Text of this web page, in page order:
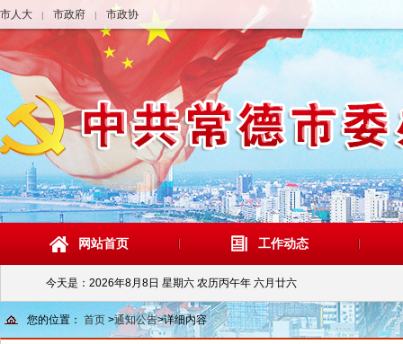
市人大 | 市政府 | 市政协
网站首页 工作动态
今天是： 2026年8月8日 星期六 农历丙午年 六月廿六
您的位置： 首页 >通知公告>详细内容